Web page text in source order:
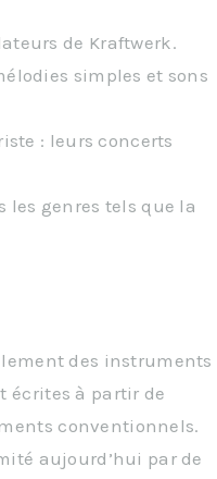
de Kraftwerk.
simples et sons
: leurs concerts
les genres tels que la
des instruments
écrites à partir de
conventionnels.
aujourd’hui par de